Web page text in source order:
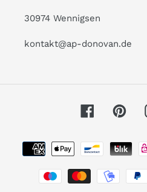
30974 Wennigsen
kontakt@ap-donovan.de
Facebook